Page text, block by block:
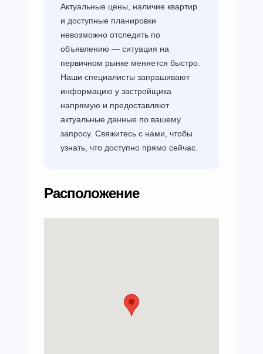
Актуальные цены, наличие квартир
и доступные планировки
невозможно отследить по
объявлению — ситуация на
первичном рынке меняется быстро.
Наши специалисты запрашивают
информацию у застройщика
напрямую и предоставляют
актуальные данные по вашему
запросу. Свяжитесь с нами, чтобы
узнать, что доступно прямо сейчас.
Расположение